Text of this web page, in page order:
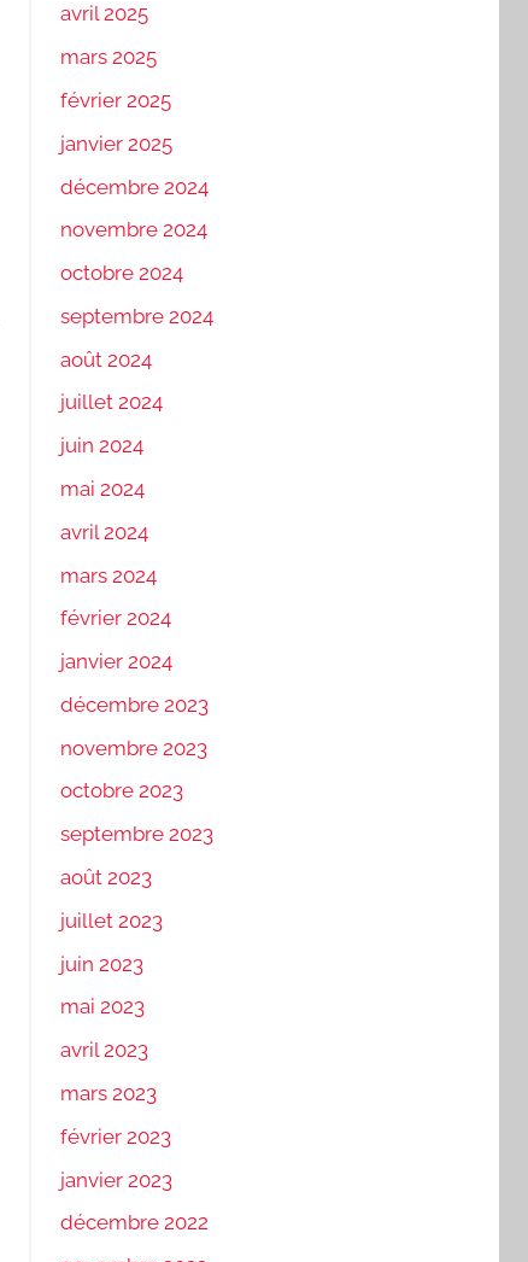
avril 2025
mars 2025
février 2025
janvier 2025
décembre 2024
novembre 2024
octobre 2024
septembre 2024
août 2024
juillet 2024
juin 2024
mai 2024
avril 2024
mars 2024
février 2024
janvier 2024
décembre 2023
novembre 2023
octobre 2023
septembre 2023
août 2023
juillet 2023
juin 2023
mai 2023
avril 2023
mars 2023
février 2023
janvier 2023
décembre 2022